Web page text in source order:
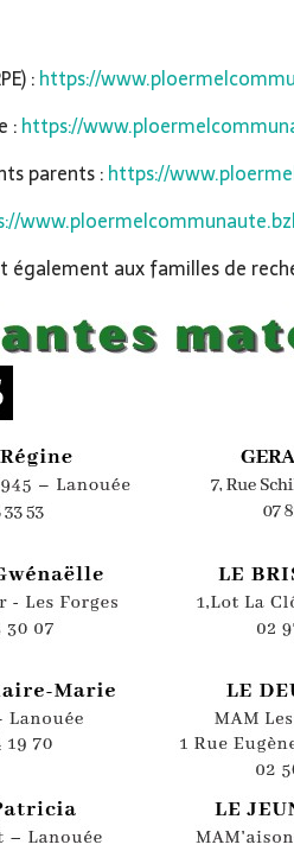
:https://
:https://
parents :https://
également aux familles de